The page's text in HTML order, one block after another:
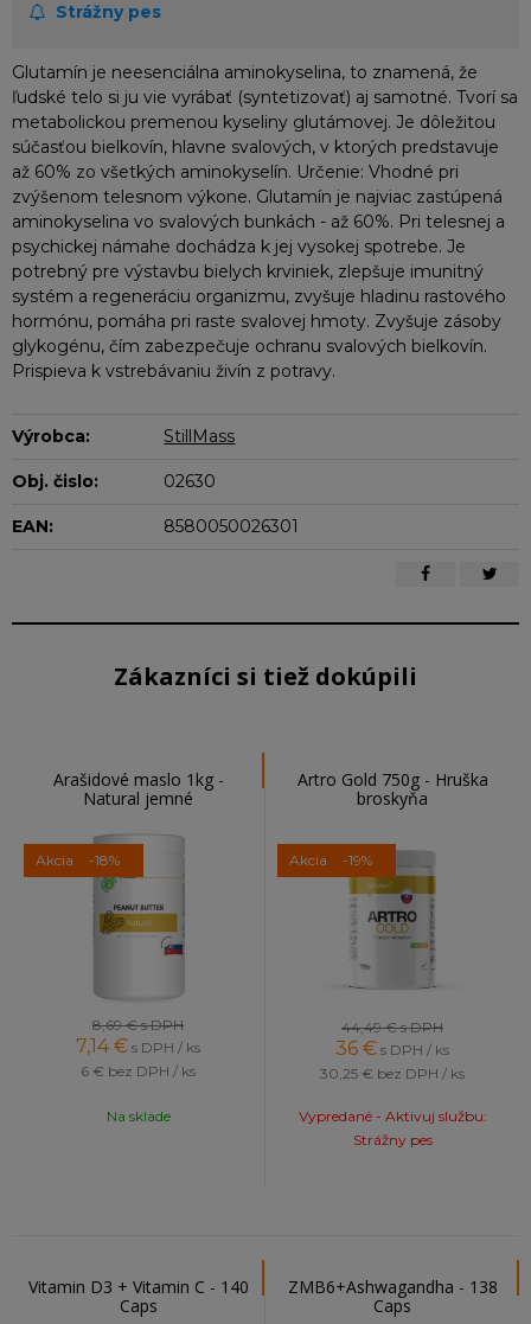
Strážny pes
Glutamín je neesenciálna aminokyselina, to znamená, že
ľudské telo si ju vie vyrábať (syntetizovať) aj samotné. Tvorí sa
metabolickou premenou kyseliny glutámovej. Je dôležitou
súčasťou bielkovín, hlavne svalových, v ktorých predstavuje
až 60% zo všetkých aminokyselín. Určenie: Vhodné pri
zvýšenom telesnom výkone. Glutamín je najviac zastúpená
aminokyselina vo svalových bunkách - až 60%. Pri telesnej a
psychickej námahe dochádza k jej vysokej spotrebe. Je
potrebný pre výstavbu bielych krviniek, zlepšuje imunitný
systém a regeneráciu organizmu, zvyšuje hladinu rastového
hormónu, pomáha pri raste svalovej hmoty. Zvyšuje zásoby
glykogénu, čím zabezpečuje ochranu svalových bielkovín.
Prispieva k vstrebávaniu živín z potravy.
Výrobca: StillMass
Obj. čislo: 02630
EAN: 8580050026301
Zákazníci si tiež dokúpili
Arašidové maslo 1kg -
Natural jemné
Akcia -18%
8,69 €s DPH
7,14 € s DPH / ks
6 € bez DPH / ks
Na sklade
Artro Gold 750g - Hruška
broskyňa
Akcia -19%
44,49 €s DPH
36 € s DPH / ks
30,25 € bez DPH / ks
Vypredané - Aktivuj službu:
Strážny pes
Vitamin D3 + Vitamin C - 140
Caps
ZMB6+Ashwagandha - 138
Caps